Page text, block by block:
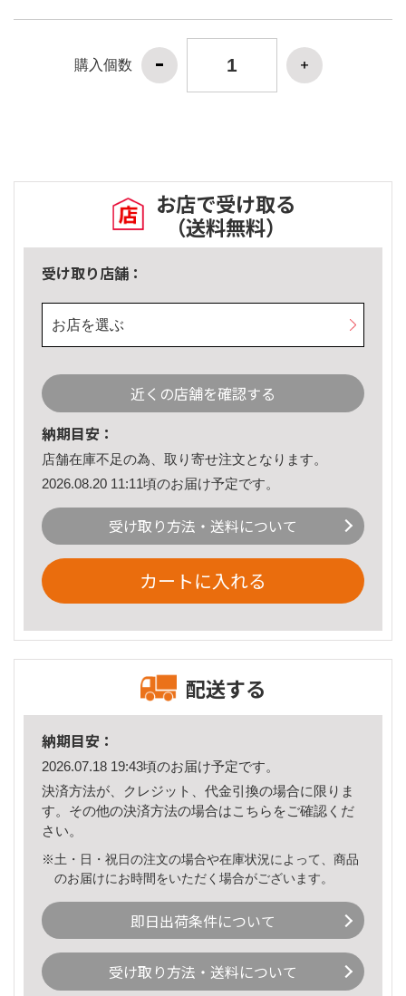
購入個数
お店で受け取る
（送料無料）
受け取り店舗：
お店を選ぶ
近くの店舗を確認する
納期目安：
店舗在庫不足の為、取り寄せ注文となります。
2026.08.20 11:11頃のお届け予定です。
受け取り方法・送料について
カートに入れる
配送する
納期目安：
2026.07.18 19:43頃のお届け予定です。
決済方法が、クレジット、代金引換の場合に限りま
す。その他の決済方法の場合はこちら をご確認くだ
さい。
※土・日・祝日の注文の場合や在庫状況によって、商品
のお届けにお時間をいただく場合がございます。
即日出荷条件について
受け取り方法・送料について